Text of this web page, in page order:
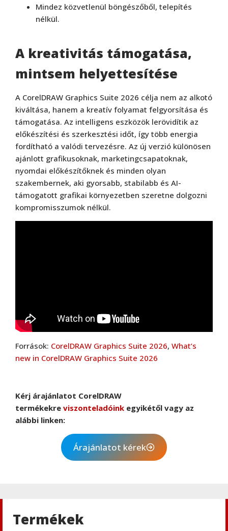
Mindez közvetlenül böngészőből, telepítés
nélkül.
A kreativitás támogatása,
mintsem helyettesítése
A CorelDRAW Graphics Suite 2026 célja nem az alkotó
kiváltása, hanem a kreatív folyamat felgyorsítása és
támogatása. Az intelligens eszközök lerövidítik az
előkészítési és szerkesztési időt, így több energia
fordítható a valódi tervezésre. Az új verzió különösen
ajánlott grafikusoknak, marketingcsapatoknak,
nyomdai előkészítőknek és minden olyan
szakembernek, aki gyorsabb, stabilabb és AI-
támogatott grafikai környezetben szeretne dolgozni
kompromisszumok nélkül.
Források: CorelDRAW Graphics Suite 2026, What’s
new in CorelDRAW Graphics Suite 2026
Kérj árajánlatot CorelDRAW
termékekre viszonteladóink egyikétől vagy az
alábbi linken:
Árajánlatot kérek
Termékek
Corel Painter Essentials 8
CorelDRAW Technical Suite